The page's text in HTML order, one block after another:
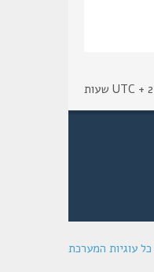
עוגיות המערכת